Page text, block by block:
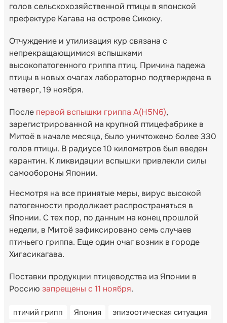
голов сельскохозяйственной птицы в японской
префектуре Кагава на острове Сикоку.
Отчуждение и утилизация кур связана с
непрекращающимися вспышками
высокопатогенного гриппа птиц. Причина падежа
птицы в новых очагах лабораторно подтверждена в
четверг, 19 ноября.
После первой вспышки гриппа A(H5N6),
зарегистрированной на крупной птицефабрике в
Митоё в начале месяца, было уничтожено более 330
голов птицы. В радиусе 10 километров был введен
карантин. К ликвидации вспышки привлекли силы
самообороны Японии.
Несмотря на все принятые меры, вирус высокой
патогенности продолжает распространяться в
Японии. С тех пор, по данным на конец прошлой
недели, в Митоё зафиксировано семь случаев
птичьего гриппа. Еще один очаг возник в городе
Хигасикагава.
Поставки продукции птицеводства из Японии в
Россию запрещены с 11 ноября.
птичий грипп Япония
эпизоотическая ситуация